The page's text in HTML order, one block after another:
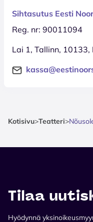
Sihtasutus Eesti
Reg. nr: 90011094
Lai 1, Tallinn, 10133,
Kotisivu>Teatteri>
Tilaa
Hyödynnä